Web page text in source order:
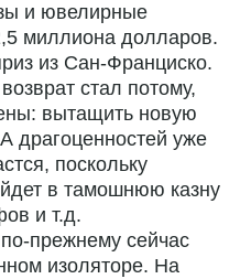
и ювелирные
миллиона долларов.
из Сан-Франциско.
стал потому,
вытащить новую
драгоценностей уже
поскольку
в тамошнюю казну
и т.д.
прежнему сейчас
изоляторе. На